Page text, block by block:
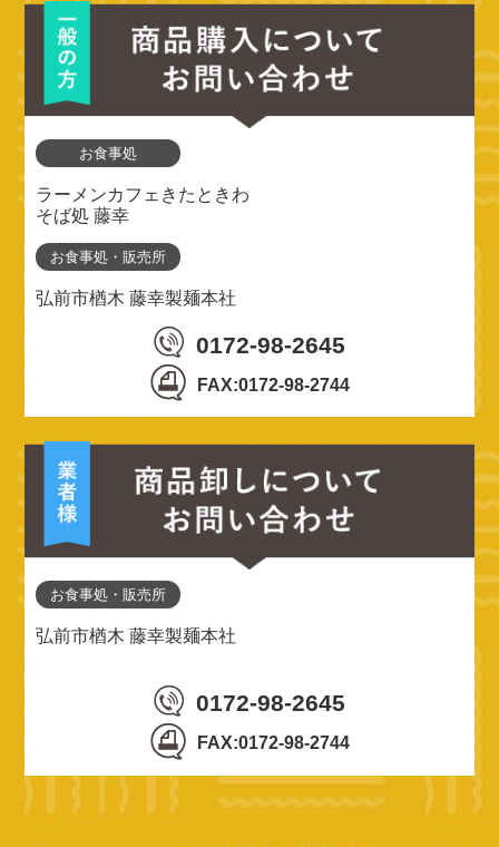
お食事処
ラーメンカフェきたときわ
そば処 藤幸
お食事処・販売所
弘前市楢木 藤幸製麺本社
0172-98-2645
FAX:0172-98-2744
お食事処・販売所
弘前市楢木 藤幸製麺本社
0172-98-2645
FAX:0172-98-2744